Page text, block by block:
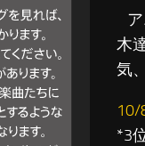
木
気
10/
*3